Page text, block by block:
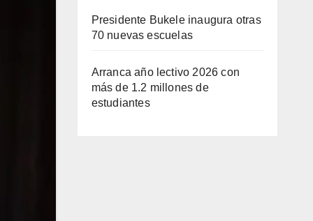
Presidente Bukele inaugura otras
70 nuevas escuelas
Arranca año lectivo 2026 con
más de 1.2 millones de
estudiantes